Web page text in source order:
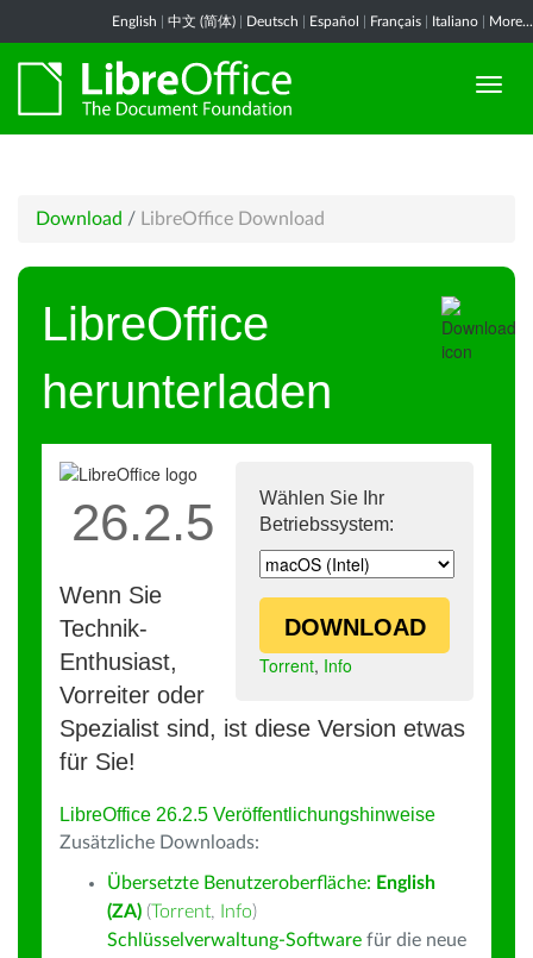
English 中文 (简体) Deutsch Español Français Italiano More...
Download / LibreOffice Download
LibreOffice
herunterladen
Wählen Sie Ihr
Betriebssystem:
DOWNLOAD
Torrent, Info
26.2.5
Wenn Sie
Technik-
Enthusiast,
Vorreiter oder
Spezialist sind, ist diese Version etwas
für Sie!
LibreOffice 26.2.5 Veröffentlichungshinweise
Zusätzliche Downloads:
Übersetzte Benutzeroberfläche: English
(ZA) (Torrent, Info)
Schlüsselverwaltung-Software für die neue